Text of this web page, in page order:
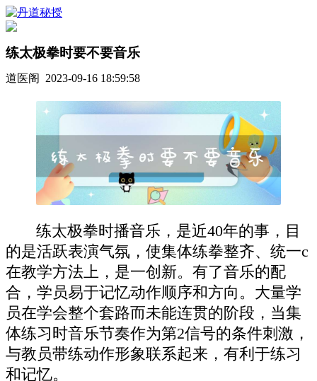
练太极拳时要不要音乐
道医阁 2023-09-16 18:59:58
练太极拳时播音乐，是近40年的事，目
的是活跃表演气氛，使集体练拳整齐、统一c
在教学方法上，是一创新。有了音乐的配
合，学员易于记忆动作顺序和方向。大量学
员在学会整个套路而未能连贯的阶段，当集
体练习时音乐节奏作为第2信号的条件刺激，
与教员带练动作形象联系起来，有利于练习
和记忆。